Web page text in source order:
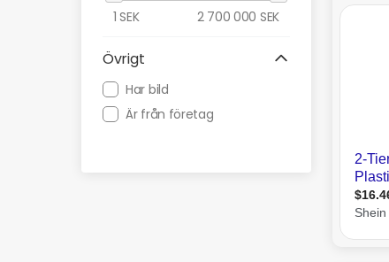
1 SEK 2 700 000 SEK
Övrigt
Har bild
Är från företag